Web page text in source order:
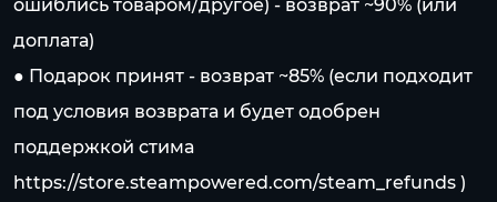
ошиблись товаром/другое) - возврат ~90% (или
доплата)
● Подарок принят - возврат ~85% (если подходит
под условия возврата и будет одобрен
поддержкой стима
https://store.steampowered.com/steam_refunds )